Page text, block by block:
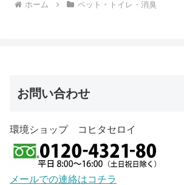
ホーム ペット・トイレ・消臭
お問い合わせ
環境ショップ コヒタセロイ
メールでの連絡はコチラ